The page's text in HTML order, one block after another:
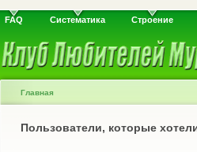
FAQ Систематика Строение
Главная
Пользователи, которые